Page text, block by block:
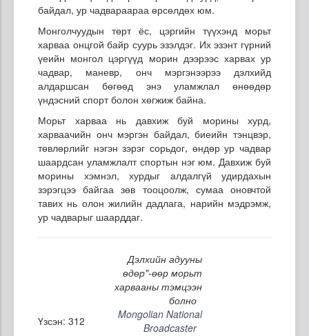
байдал, ур чадвараараа өрсөлдөх юм.
Монголчуудын төрт ёс, цэргийн түүхэнд морьт
харваа онцгой байр суурь эзэлдэг. Их эзэнт гүрний
үеийн монгол цэргүүд морин дээрээс харвах ур
чадвар, маневр, онч мэргэнээрээ дэлхийд
алдаршсан бөгөөд энэ уламжлал өнөөдөр
үндэсний спорт болон хөгжиж байна.
Морьт харваа нь давхиж буй морины хурд,
харваачийн онч мэргэн байдал, биеийн тэнцвэр,
төвлөрлийг нэгэн зэрэг сорьдог, өндөр ур чадвар
шаардсан уламжлалт спортын нэг юм. Давхиж буй
морины хэмнэл, хурдыг алдалгүй удирдахын
зэрэгцээ байгаа зөв тооцоолж, сумаа оновчтой
тавих нь олон жилийн дадлага, нарийн мэдрэмж,
ур чадварыг шаарддаг.
Дэлхийн адууны
өдөр"-өөр морьт
харвааны тэмцээн
болно
Үзсэн: 312
Mongolian National
Broadcaster